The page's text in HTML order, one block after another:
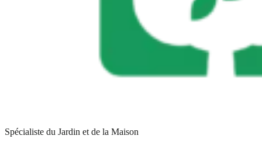
Spécialiste du Jardin et de la Maison